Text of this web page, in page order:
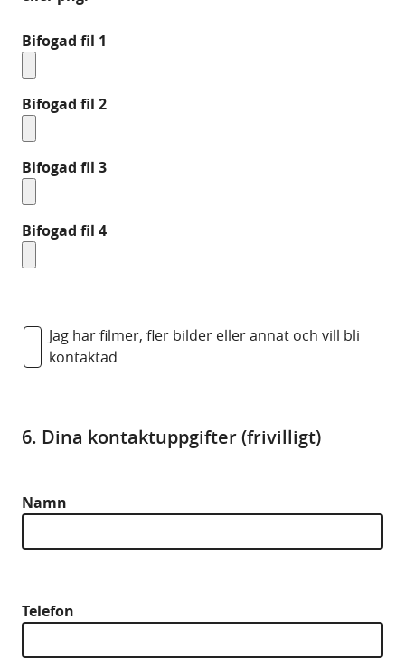
Bifogad fil 1
Bifogad fil 2
Bifogad fil 3
Bifogad fil 4
Jag har filmer, fler bilder eller annat och vill bli
kontaktad
6. Dina kontaktuppgifter (frivilligt)
Namn
Telefon